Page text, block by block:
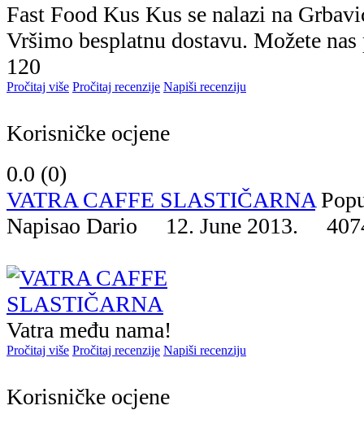
Fast Food Kus Kus se nalazi na
Vršimo besplatnu dostavu. Možete
120
Pročitaj više Pročitaj recenzije Napiši recenziju
Korisničke ocjene
0.0 (0)
VATRA CAFFE SLASTIČARNA
Napisao Dario 12. June 2013.
Vatra među nama!
Pročitaj više Pročitaj recenzije Napiši recenziju
Korisničke ocjene